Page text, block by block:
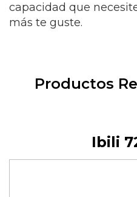
capacidad que
más te guste.
Productos
Ibili